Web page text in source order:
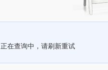
正在查询中，请刷新重试